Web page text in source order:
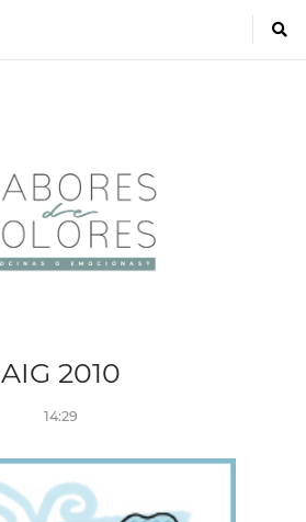
AIG 2010
14:29